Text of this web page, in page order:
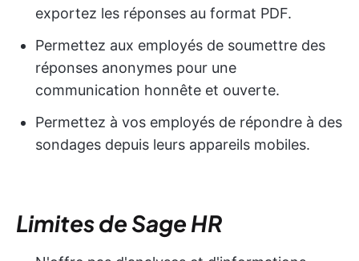
exportez les réponses au format PDF.
Permettez aux employés de soumettre des
réponses anonymes pour une
communication honnête et ouverte.
Permettez à vos employés de répondre à des
sondages depuis leurs appareils mobiles.
Limites de Sage HR